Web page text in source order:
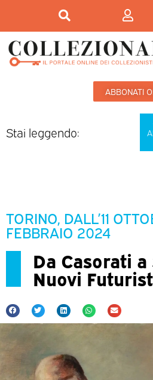
ABBONATI
Stai leggendo:
TORINO, DALL’11
FEBBRAIO 2024
Da Casorati
Nuovi